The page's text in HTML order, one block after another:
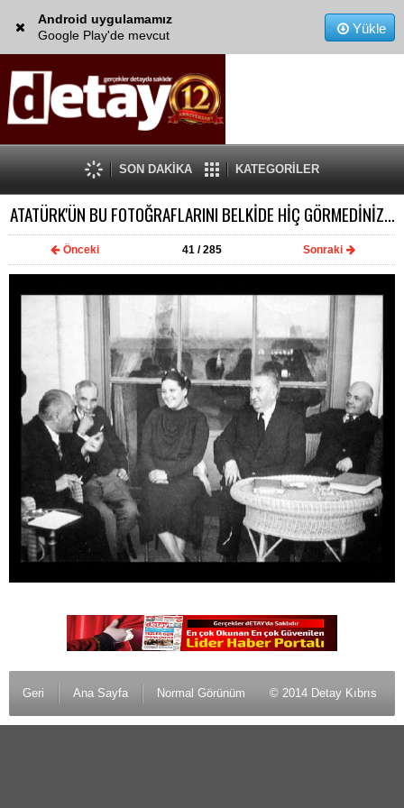
Android uygulamamız
Google Play'de mevcut
Yükle
SON DAKİKA KATEGORİLER
ATATÜRK'ÜN BU FOTOĞRAFLARINI BELKİDE HİÇ GÖRMEDİNİZ...
Önceki 41/ 285 Sonraki
Geri Ana Sayfa Normal Görünüm © 2014 Detay Kıbrıs